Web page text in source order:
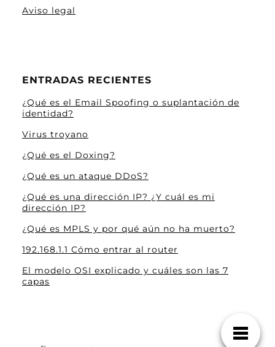
Aviso legal
ENTRADAS RECIENTES
¿Qué es el Email Spoofing o suplantación de
identidad?
Virus troyano
¿Qué es el Doxing?
¿Qué es un ataque DDoS?
¿Qué es una dirección IP? ¿Y cuál es mi
dirección IP?
¿Qué es MPLS y por qué aún no ha muerto?
192.168.1.1 Cómo entrar al router
El modelo OSI explicado y cuáles son las 7
capas